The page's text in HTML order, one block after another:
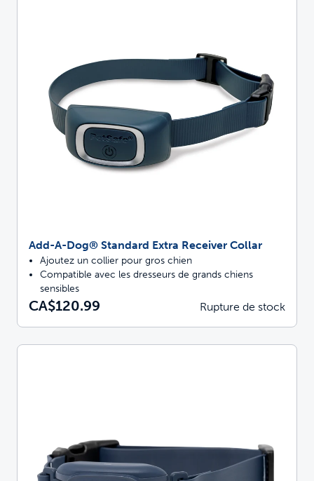
Add-A-Dog® Standard Extra Receiver Collar
Ajoutez un collier pour gros chien
Compatible avec les dresseurs de grands chiens
sensibles
CA$120.99 Rupture de stock